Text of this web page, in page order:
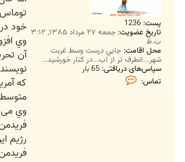
پست: 1236
تاریخ عضویت: جمعه ۲۷ مرداد ۱۳۸۵, ۳:۱۲
ب.ظ
محل اقامت: جايي درست وسط غربت
شهر...انطرف تر از اب...در کنار خورشيد...
سپاس‌های دریافتی: 65 بار
تماس:
ت
خود
آن تحريک به ايجاد نوعي
که
متوسط
وي می
رژيم